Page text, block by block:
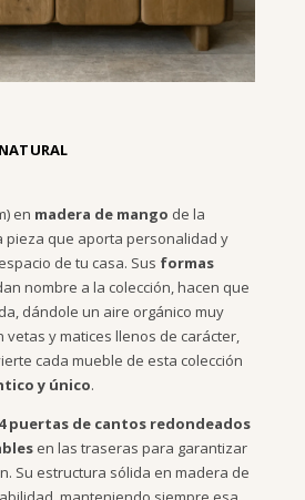
NATURAL
en madera de mango de la
pieza que aporta personalidad y
de tu casa. Sus formas
nombre a la colección, hacen que
dándole un aire orgánico muy
vetas y matices llenos de carácter,
cada mueble de esta colección
y único.
4 puertas de cantos redondeados
en las traseras para garantizar
Su estructura sólida en madera de